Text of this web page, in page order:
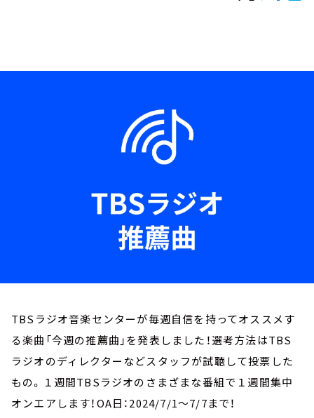
トピックス
イベント・グッズ
TBSラジオ音楽センターが毎週自信を持ってオススメす
る楽曲「今週の推薦曲」を発表しました！選考方法はTBS
ラジオのディレクターなどスタッフが試聴して投票した
もの。１週間TBSラジオのさまざまな番組で１週間集中
オンエアします！OA日：2024/7/1～7/7まで！